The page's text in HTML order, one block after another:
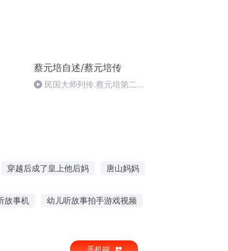
蔡元培自述/蔡元培传
民国大师列传.蔡元培第二十
穿越后成了皇上他后妈 唐山妈妈
故事机 幼儿听故事拍手游戏视频